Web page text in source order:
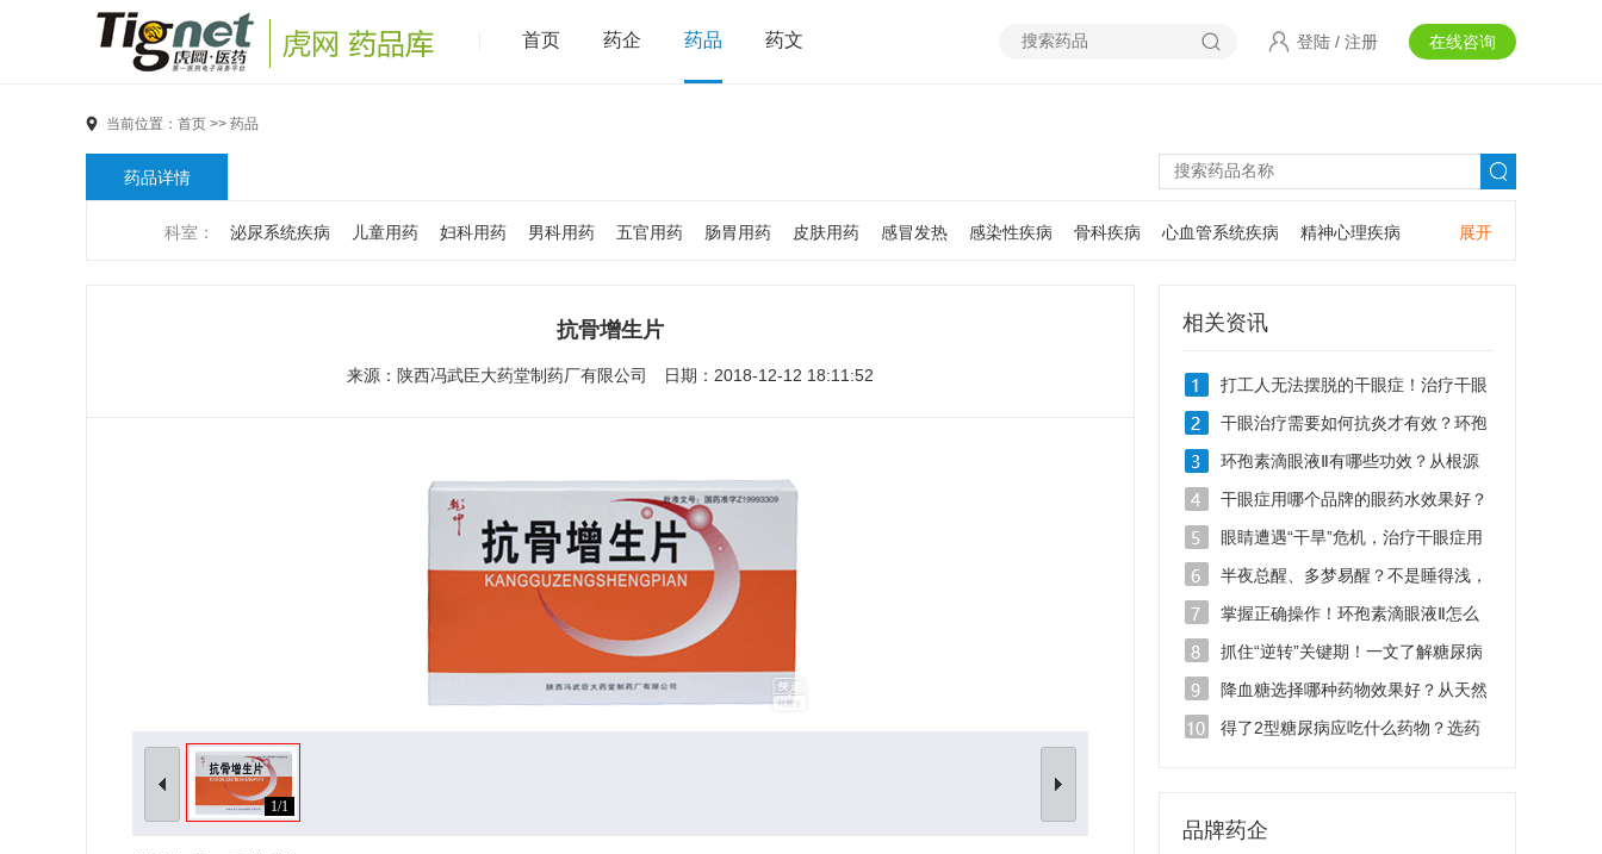
首页 药企 药品 药文 在线咨询
登陆 / 注册
当前位置： 首页 >> 药品
药品详情
展开
科室： 泌尿系统疾病 儿童用药 妇科用药 男科用药 五官用药 肠胃用药 皮肤用药 感冒发热 感染性疾病 骨科疾病 心血管系统疾病 精神心理疾病
女性生殖及妊娠疾病
抗骨增生片
来源： 陕西冯武臣大药堂制药厂有限公司 日期：2018-12-12 18:11:52
1/1
相关资讯
打工人无法摆脱的干眼症！治疗干眼
症用什么眼药水？
干眼治疗需要如何抗炎才有效？环孢
素滴眼液Ⅱ抗炎效果怎么样？
环孢素滴眼液Ⅱ有哪些功效？从根源
破解干眼难题
干眼症用哪个品牌的眼药水效果好？
滴眼液千万别乱用！
眼睛遭遇“干旱”危机，治疗干眼症用
哪种眼药水效果好？
半夜总醒、多梦易醒？不是睡得浅，
是脏腑失衡
掌握正确操作！环孢素滴眼液Ⅱ怎么
用效果好
抓住“逆转”关键期！一文了解糖尿病
吃什么药能逆转？
降血糖选择哪种药物效果好？从天然
药物看糖尿病治疗新思路
得了2型糖尿病应吃什么药物？选药
品牌药企